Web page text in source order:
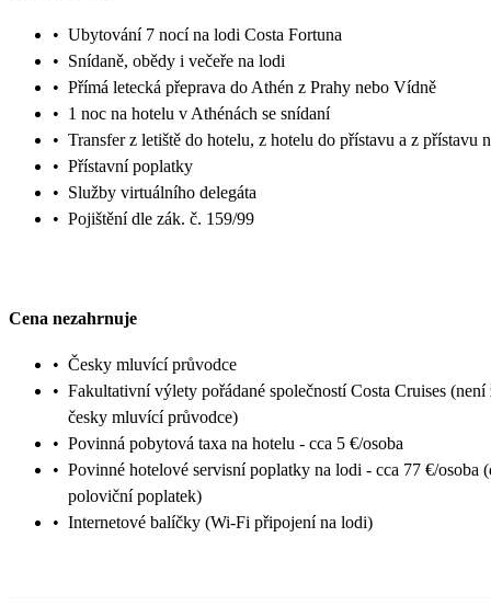
• Ubytování 7 nocí na lodi Costa Fortuna
• Snídaně, obědy i večeře na lodi
• Přímá letecká přeprava do Athén z Prahy nebo Vídně
• 1 noc na hotelu v Athénách se snídaní
• Transfer z letiště do hotelu, z hotelu do přístavu a z přístavu
• Přístavní poplatky
• Služby virtuálního delegáta
• Pojištění dle zák. č. 159/99
Cena nezahrnuje
• Česky mluvící průvodce
• Fakultativní výlety pořádané společností Costa Cruises (není
česky mluvící průvodce)
• Povinná pobytová taxa na hotelu - cca 5 €/osoba
• Povinné hotelové servisní poplatky na lodi - cca 77 €/osoba
poloviční poplatek)
• Internetové balíčky (Wi-Fi připojení na lodi)